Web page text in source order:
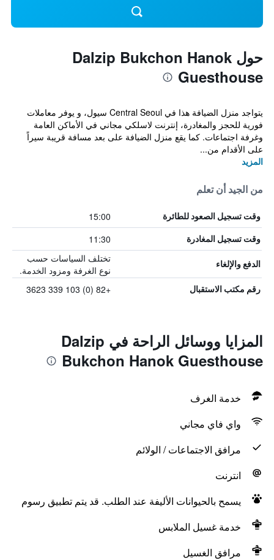
حول Dalzip Bukchon Hanok
Guesthouse
يتواجد منزل الضيافة هذا في Central Seoul سيول، و يوفر معاملات
فورية للحجز والمغادرة، إنترنت لاسلكي مجاني في الأماكن العامة
وغرفة اجتماعات. كما يقع منزل الضيافة على بعد مسافة قريبة سيراً
على الأقدام من...
المزيد
من الجيد أن تعلم
وقت تسجيل الصعود للطائرة 15:00
وقت تسجيل المغادرة 11:30
الدفع والإلغاء
تختلف السياسات حسب
نوع الغرفة ومزود الخدمة.
رقم مكتب الاستقبال +82 (0) 103 339 3623
المزايا ووسائل الراحة في Dalzip
Bukchon Hanok Guesthouse
خدمة الغرف
واي فاي مجاني
مرافق الاجتماعات / الولائم
انترنت
يسمح بالحيوانات الأليفة عند الطلب. قد يتم تطبيق رسوم
خدمة غسيل الملابس
مرافق الغسيل